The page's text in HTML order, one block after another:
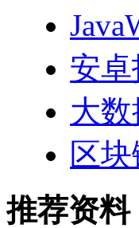
安
大
区
推荐资料